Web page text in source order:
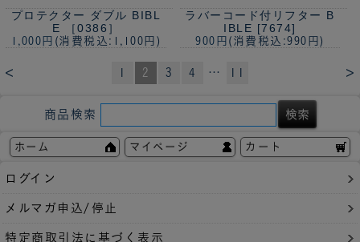
プロテクター ダブル BIBL
E ［0386］
1,000円 (消費税込:1,100円)
ラバーコード付リフター B
IBLE [7674]
900円 (消費税込:990円)
< >
2 3 4 …
商品検索
ホーム マイページ カート
ログイン
メルマガ申込/停止
特定商取引法に基づく表示